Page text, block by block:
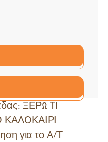
ΞΕΡΩ ΤΙ
για το Α/Τ